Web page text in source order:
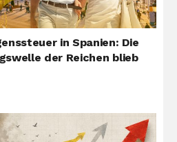
in Spanien: Die
der Reichen blieb